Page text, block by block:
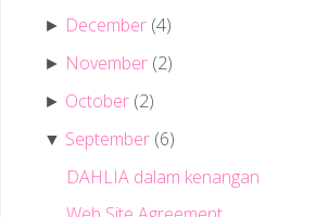
► December (4)
► November (2)
► October (2)
▼ September (6)
DAHLIA dalam kenangan